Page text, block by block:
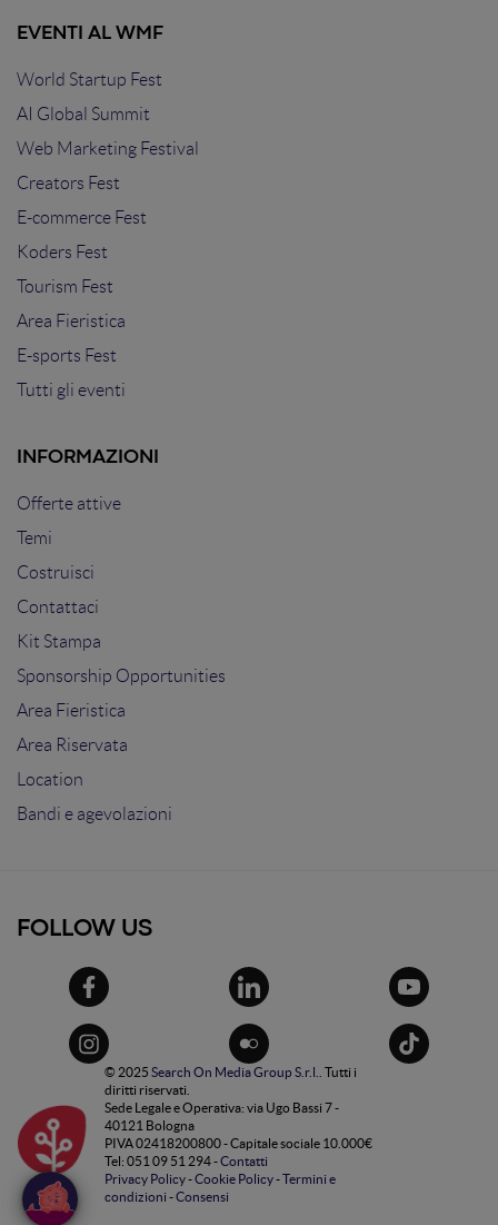
EVENTI AL WMF
World Startup Fest
AI Global Summit
Web Marketing Festival
Creators Fest
E-commerce Fest
Koders Fest
Tourism Fest
Area Fieristica
E-sports Fest
Tutti gli eventi
INFORMAZIONI
Offerte attive
Temi
Costruisci
Contattaci
Kit Stampa
Sponsorship Opportunities
Area Fieristica
Area Riservata
Location
Bandi e agevolazioni
FOLLOW US
© 2025 Search On Media Group S.r.l.
. Tutti i
diritti riservati.
Sede Legale e Operativa: via Ugo Bassi 7 -
40121 Bologna
PIVA 02418200800 - Capitale sociale 10.000€
Tel: 051 09 51 294 -Contatti
Privacy Policy-Cookie Policy-Termini e
condizioni -Consensi